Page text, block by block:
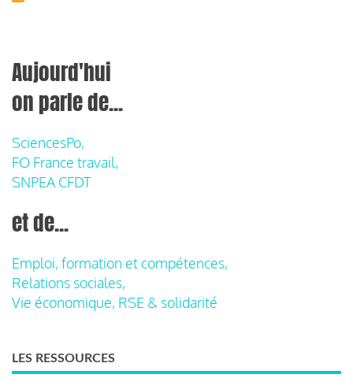
Aujourd'hui
on parle de...
SciencesPo,
FO France travail,
SNPEA CFDT
et de...
Emploi, formation et compétences,
Relations sociales,
Vie économique, RSE & solidarité
LES RESSOURCES